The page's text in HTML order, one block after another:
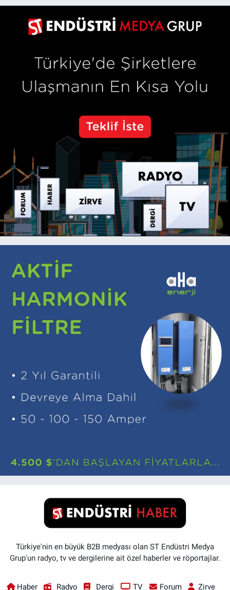
Türkiye'nin en büyük B2B medyası olan ST Endüstri Medya
Grup'un radyo, tv ve dergilerine ait özel haberler ve röportajlar.
Haber Radyo Dergi TV Forum Zirve